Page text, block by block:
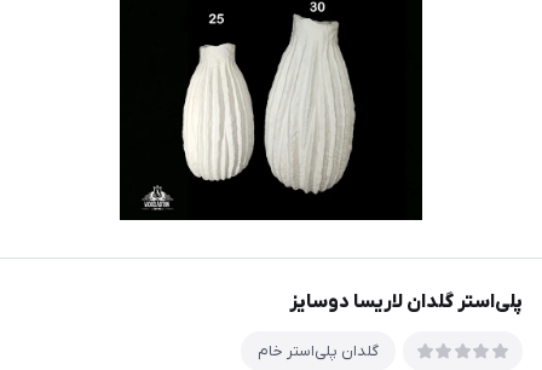
پلی‌استر گلدان لاريسا دوسايز
گلدان پلی‌استر خام